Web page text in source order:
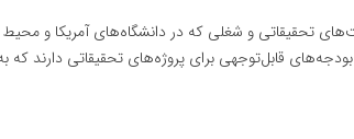
تحقیقاتی و شغلی که در دانشگاه‌های آمریکا و
قابل‌توجهی برای پروژه‌های تحقیقاتی دارند که